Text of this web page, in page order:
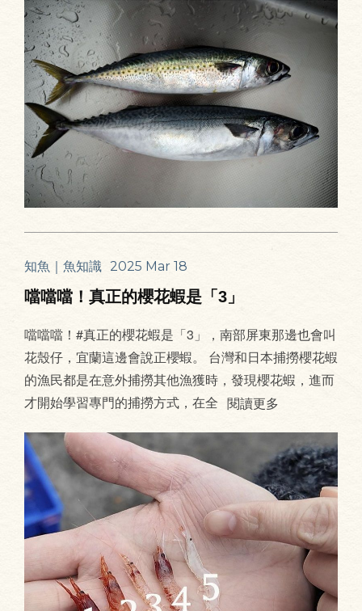
知魚｜魚知識 2025 Mar 18
噹噹噹！真正的櫻花蝦是「3」
噹噹噹！#真正的櫻花蝦是「3」，南部屏東那邊也會叫
花殼仔，宜蘭這邊會說正櫻蝦。 台灣和日本捕撈櫻花蝦
的漁民都是在意外捕撈其他漁獲時，發現櫻花蝦，進而
才開始學習專門的捕撈方式，在全 閱讀更多